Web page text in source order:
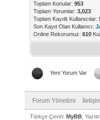
Toplam Konular: 953
Toplam Yorumlar: 3,023
Toplam Kayıtlı Kullanıcılar:
Son Kayıt Olan Kullanıcı:
Online Rekorumuz: 610
Yeni Yorum Var
Forum Yönetimi
Türkçe Çeviri: MyBB ,